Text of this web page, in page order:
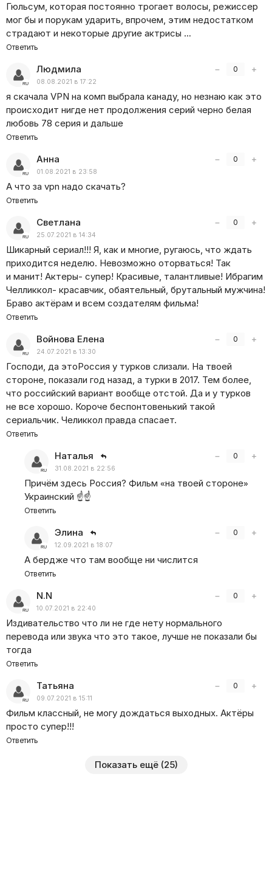
Гюльсум, которая постоянно трогает волосы, режиссер
мог бы и порукам ударить, впрочем, этим недостатком
страдают и некоторые другие актрисы …
Ответить
− 0 +
Людмила
08.08.2021 в 17:22
я скачала VPN на комп выбрала канаду, но незнаю как это
происходит нигде нет продолжения серий черно белая
любовь 78 серия и дальше
Ответить
− 0 +
Анна
01.08.2021 в 23:58
А что за vpn надо скачать?
Ответить
− 0 +
Светлана
25.07.2021 в 14:34
Шикарный сериал!!! Я, как и многие, ругаюсь, что ждать
приходится неделю. Невозможно оторваться! Так
и манит! Актеры- супер! Красивые, талантливые! Ибрагим
Челликкол- красавчик, обаятельный, брутальный мужчина!
Браво актёрам и всем создателям фильма!
Ответить
− 0 +
Войнова Елена
24.07.2021 в 13:30
Господи, да этоРоссия у турков слизали. На твоей
стороне, показали год назад, а турки в 2017. Тем более,
что российский вариант вообще отстой. Да и у турков
не все хорошо. Короче беспонтовенький такой
сериальчик. Челиккол правда спасает.
Ответить
− 0 +
Наталья
31.08.2021 в 22:56
Причём здесь Россия? Фильм «на твоей стороне»
Украинский ☝️☝️
Ответить
− 0 +
Элина
12.09.2021 в 18:07
А бердже что там вообще ни числится
Ответить
− 0 +
N.N
10.07.2021 в 22:40
Издивательство что ли не где нету нормального
перевода или звука что это такое, лучше не показали бы
тогда
Ответить
− 0 +
Татьяна
09.07.2021 в 15:11
Фильм классный, не могу дождаться выходных. Актёры
просто супер!!!
Ответить
Показать ещё (25)